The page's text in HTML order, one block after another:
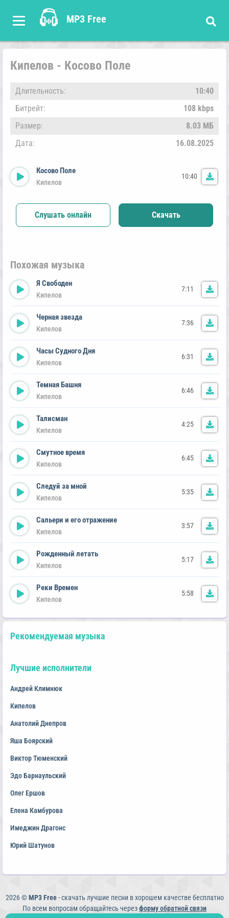
MP3 Free
Кипелов - Косово Поле
Длительность:
10:40
Битрейт:
108 kbps
Размер:
8.03 МБ
Дата:
16.08.2025
Косово Поле
Кипелов
10:40
Слушать онлайн Скачать
Похожая музыка
Я Свободен
Кипелов
7:11
Черная звезда
Кипелов
7:36
Часы Судного Дня
Кипелов
6:31
Темная Башня
Кипелов
6:46
Талисман
Кипелов
4:25
Смутное время
Кипелов
6:45
Следуй за мной
Кипелов
5:35
Сальери и его отражение
Кипелов
3:57
Рожденный летать
Кипелов
5:17
Реки Времен
Кипелов
5:58
Рекомендуемая музыка
Лучшие исполнители
Андрей Климнюк
Кипелов
Анатолий Днепров
Яша Боярский
Виктор Тюменский
Эдо Барнаульский
Олег Ершов
Елена Камбурова
Имеджин Драгонс
Юрий Шатунов
2026 ©MP3 Free- скачать лучшие песни в хорошем качестве бесплатно
По всем вопросам обращайтесь черезформу обратной связи